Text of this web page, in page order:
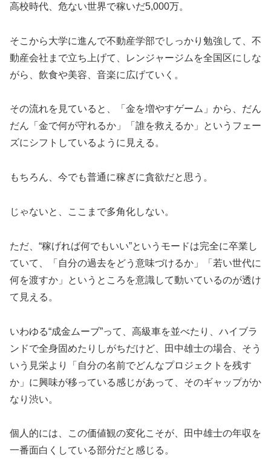
高校時代、危ない世界で稼いだ5,000万。
そこから大学に進んで不動産学部でしっかり勉強して、不
動産会社まで立ち上げて、レンジャージムを全国区にしな
がら、飲食や美容、音楽に広げていく。
その流れを見ていると、「金を増やすゲーム」から、だん
だん「金で何が守れるか」「誰を救えるか」というフェー
ズにシフトしているように見える。
もちろん、今でも普通に稼ぎに貪欲だと思う。
じゃないと、ここまで多角化しない。
ただ、“稼げれば何でもいい”というモードは完全に卒業し
ていて、「自分の過去をどう意味づけるか」「若い世代に
何を渡すか」というところを意識して動いているのが透け
て見える。
いわゆる“成金ムーブ”って、高級車を並べたり、ハイブラ
ンドで全身固めたりしがちだけど、田中雄士の場合、そう
いう見栄より「自分の名前でどんなプロジェクトを残す
か」に興味が移っている感じがあって、そのギャップがか
なり渋い。
個人的には、この価値観の変化こそが、田中雄士の年収を
一番面白くしている部分だと感じる。